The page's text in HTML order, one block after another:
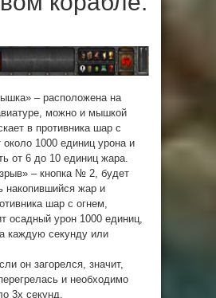
– расположена на
можно и мышкой
в противника шар с
1000 единиц урона и
от 6 до 10 единиц жара.
– кнопка № 2, будет
накопившийся жар и
шар с огнем,
осадный урон 1000 единиц,
каждую секунду или
он загорелся, значит,
и необходимо
3х секунд.